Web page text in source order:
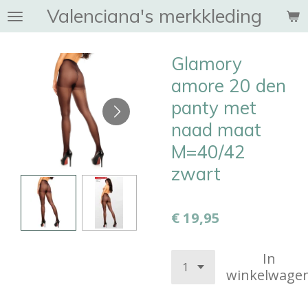
Ga
direct
hoofdinhoud
Valenciana's merkkleding
Glamory
amore 20 den
panty met
naad maat
M=40/42
zwart
€ 19,95
In